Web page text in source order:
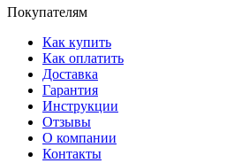
Покупателям
Как купить
Как оплатить
Доставка
Гарантия
Инструкции
Отзывы
О компании
Контакты